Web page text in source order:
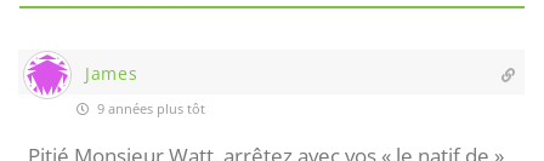
James
9 années plus tôt
Pitié Monsieur Watt, arrêtez avec vos « le natif de »